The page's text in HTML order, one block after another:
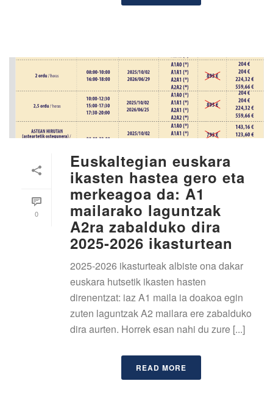
0
Euskaltegian euskara
ikasten hastea gero eta
merkeagoa da: A1
mailarako laguntzak
A2ra zabalduko dira
2025-2026 ikasturtean
2025-2026 ikasturteak albiste ona dakar
euskara hutsetik ikasten hasten
direnentzat: iaz A1 maila ia doakoa egin
zuten laguntzak A2 mailara ere zabalduko
dira aurten. Horrek esan nahi du zure [...]
READ MORE